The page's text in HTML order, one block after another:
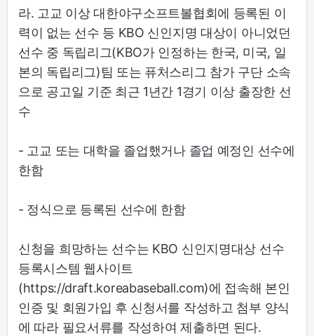
라. 고교 이상 대한야구소프트볼협회에 등록된 이
력이 없는 선수 등 KBO 신인지명 대상이 아니었던
선수 중 독립리그(KBO가 인정하는 한국, 미국, 일
본의 독립리그)팀 또는 퓨처스리그 참가 구단 소속
으로 공고일 기준 최근 1년간 1경기 이상 출장한 선
수
- 고교 또는 대학을 졸업했거나 졸업 예정인 선수에
한함
- 정식으로 등록된 선수에 한함
신청을 희망하는 선수는 KBO 신인지명대상 선수
등록시스템 웹사이트
(https://draft.koreabaseball.com)에 접속해 본인
인증 및 회원가입 후 신청서를 작성하고 첨부 양식
에 따라 필요서류를 작성하여 제출하면 된다.